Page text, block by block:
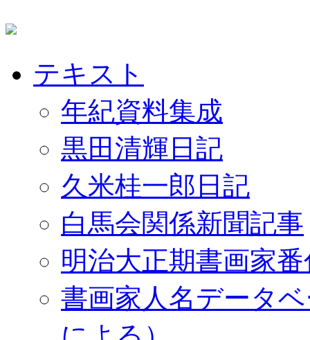
テキスト
年紀資料集成
黒田清輝日記
久米桂一郎日記
白馬会関係新聞記事
明治大正期書画家
書画家人名データ